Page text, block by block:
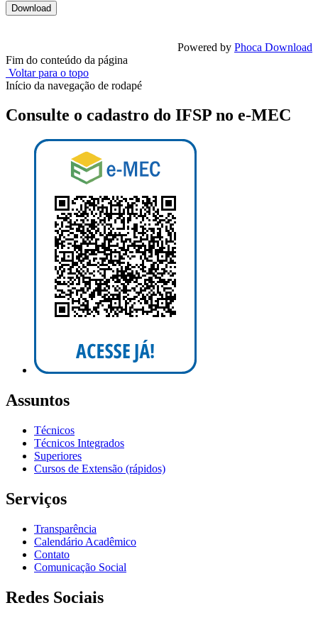
Powered by Phoca Download
Fim do conteúdo da página
Voltar para o topo
Início da navegação de rodapé
Consulte o cadastro do IFSP no e-MEC
Assuntos
Técnicos
Técnicos Integrados
Superiores
Cursos de Extensão (rápidos)
Serviços
Transparência
Calendário Acadêmico
Contato
Comunicação Social
Redes Sociais